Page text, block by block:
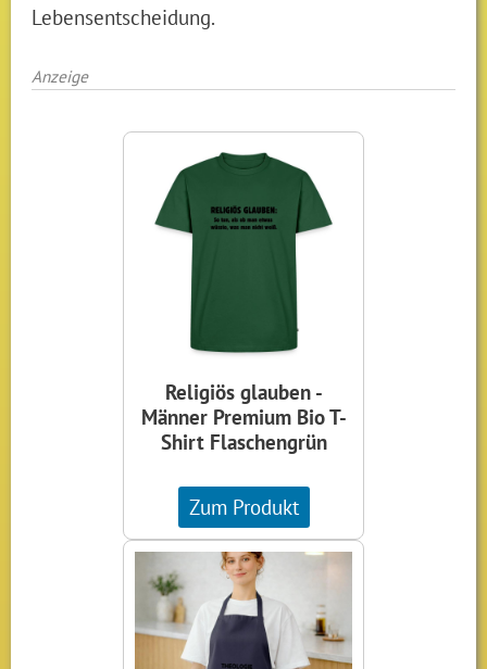
Lebensentscheidung.
Anzeige
Religiös glauben -
Männer Premium Bio T-
Shirt Flaschengrün
Zum Produkt